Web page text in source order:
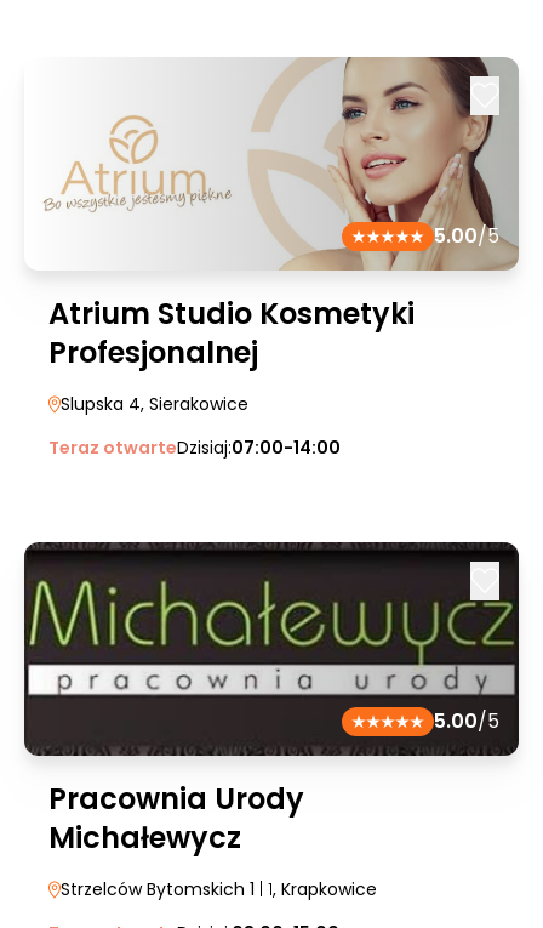
5.00/5
Atrium Studio Kosmetyki
Profesjonalnej
Slupska 4, Sierakowice
Teraz otwarteDzisiaj:07:00-14:00
5.00/5
Pracownia Urody
Michałewycz
Strzelców Bytomskich 1 | 1, Krapkowice